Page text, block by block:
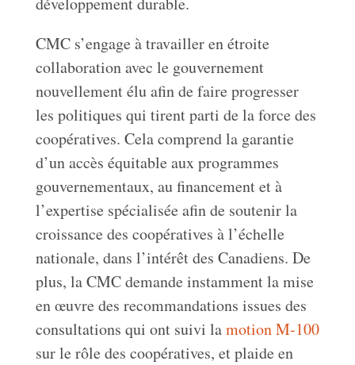
CMC s’engage à travailler en étroite
collaboration avec le gouvernement
nouvellement élu afin de faire progresser
les politiques qui tirent parti de la force des
coopératives. Cela comprend la garantie
d’un accès équitable aux programmes
gouvernementaux, au financement et à
l’expertise spécialisée afin de soutenir la
croissance des coopératives à l’échelle
nationale, dans l’intérêt des Canadiens. De
plus, la CMC demande instamment la mise
en œuvre des recommandations issues des
consultations qui ont suivi lamotion M-100
sur le rôle des coopératives, et plaide en